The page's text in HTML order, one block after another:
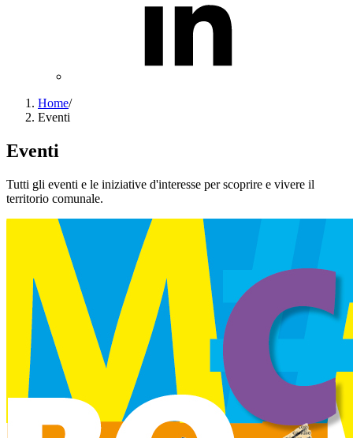
Home/
Eventi
Eventi
Tutti gli eventi e le iniziative d'interesse per scoprire e vivere il
territorio comunale.